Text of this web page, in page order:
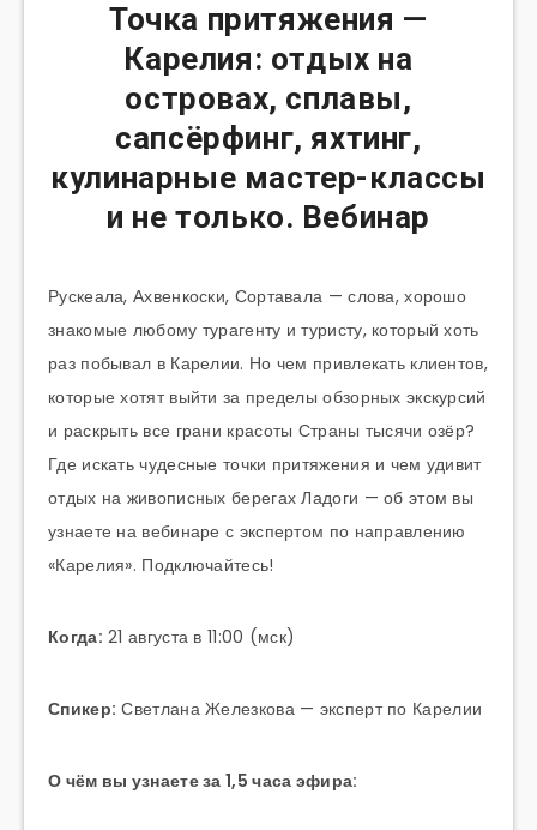
Точка притяжения —
Карелия: отдых на
островах, сплавы,
сапсёрфинг, яхтинг,
кулинарные мастер-классы
и не только. Вебинар
Рускеала, Ахвенкоски, Сортавала — слова, хорошо
знакомые любому турагенту и туристу, который хоть
раз побывал в Карелии. Но чем привлекать клиентов,
которые хотят выйти за пределы обзорных экскурсий
и раскрыть все грани красоты Страны тысячи озёр?
Где искать чудесные точки притяжения и чем удивит
отдых на живописных берегах Ладоги — об этом вы
узнаете на вебинаре с экспертом по направлению
«Карелия». Подключайтесь!
Когда: 21 августа в 11:00 (мск)
Спикер: Светлана Железкова — эксперт по Карелии
О чём вы узнаете за 1,5 часа эфира: